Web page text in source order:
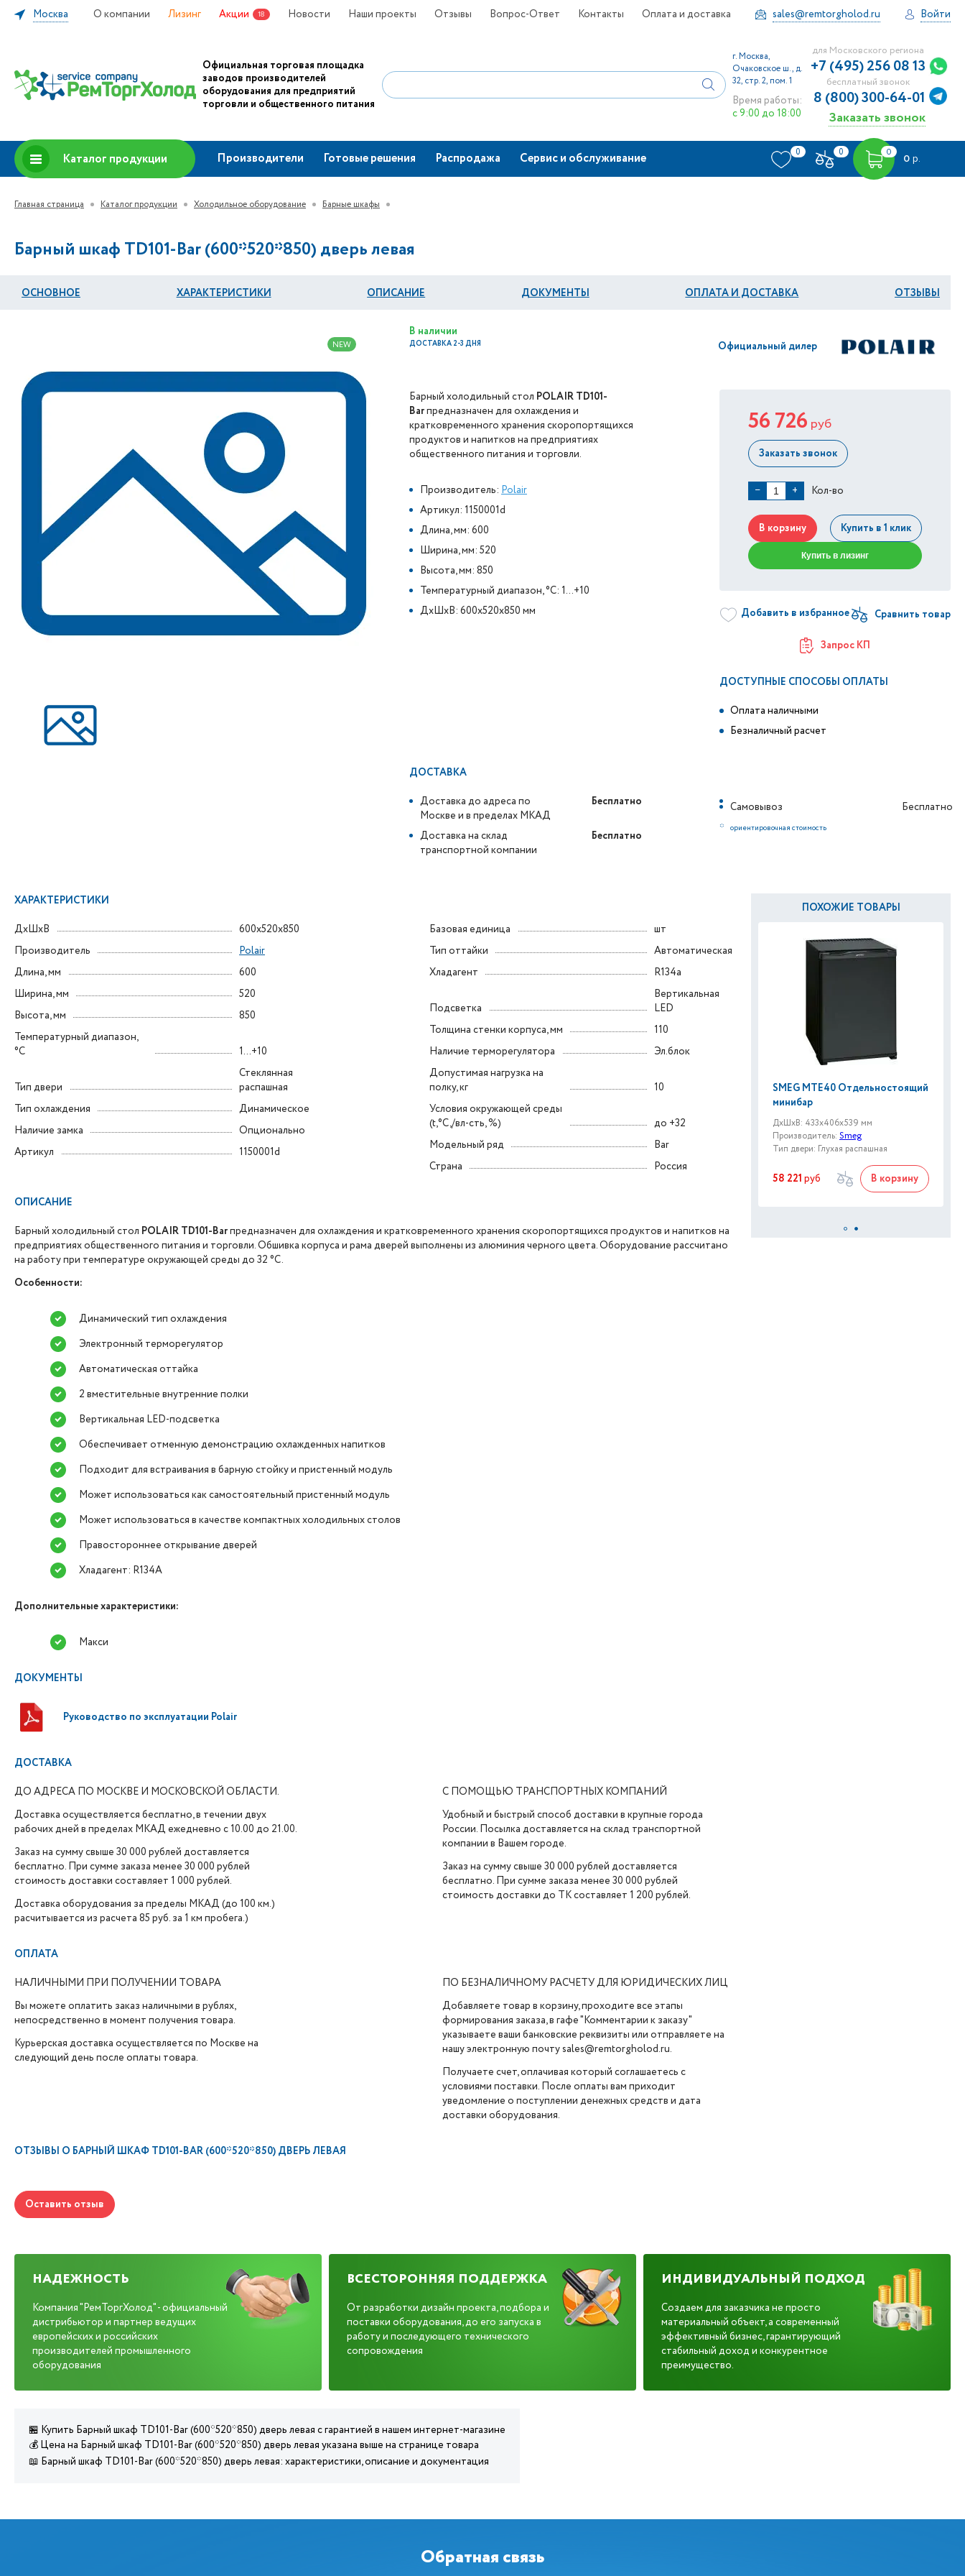
Москва О компании Лизинг Акции 18 Новости Наши проекты Отзывы Вопрос-Ответ Контакты Оплата и доставка sales@remtorgholod.ru Войти
Официальная торговая площадка
заводов производителей
оборудования для предприятий
торговли и общественного питания
г. Москва,
Очаковское ш., д.
32, стр. 2, пом. 1
Время работы:
с 9:00 до 18:00
для Московского региона
+7 (495) 256 08 13
бесплатный звонок
8 (800) 300-64-01
Заказать звонок
Каталог продукции Производители Готовые решения Распродажа Сервис и обслуживание 0 0 0
0 р.
Главная страница Каталог продукции Холодильное оборудование Барные шкафы
Барный шкаф TD101-Bar (600*520*850) дверь левая
ОСНОВНОЕ ХАРАКТЕРИСТИКИ ОПИСАНИЕ ДОКУМЕНТЫ ОПЛАТА И ДОСТАВКА ОТЗЫВЫ
NEW
В наличии
ДОСТАВКА 2-3 ДНЯ Официальный дилер
Барный холодильный стол POLAIR TD101-
Barпредназначен для охлаждения и
кратковременного хранения скоропортящихся
продуктов и напитков на предприятиях
общественного питания и торговли.
Производитель: Polair
Артикул: 1150001d
Длина, мм: 600
Ширина, мм: 520
Высота, мм: 850
Температурный диапазон, °C: 1...+10
ДxШxВ: 600x520x850 мм
56 726 руб
Заказать звонок
− + Кол-во
В корзину Купить в 1 клик
Купить в лизинг
Добавить в избранное
Запрос КП
ДОСТУПНЫЕ СПОСОБЫ ОПЛАТЫ
Оплата наличными
Безналичный расчет
ДОСТАВКА
Доставка до адреса по
Москве и в пределах МКАД
Бесплатно
Доставка на склад
транспортной компании
Бесплатно
Самовывоз
Бесплатно
* ориентировочная стоимость
ХАРАКТЕРИСТИКИ
ДxШxВ
600x520x850
Производитель
Polair
Длина, мм
600
Ширина, мм
520
Высота, мм
850
Температурный диапазон,
°C
1...+10
Тип двери
Стеклянная
распашная
Тип охлаждения
Динамическое
Наличие замка
Опционально
Артикул
1150001d
Базовая единица
шт
Тип оттайки
Автоматическая
Хладагент
R134a
Подсветка
Вертикальная
LED
Толщина стенки корпуса, мм
110
Наличие терморегулятора
Эл.блок
Допустимая нагрузка на
полку, кг
10
Условия окружающей среды
(t,°C,/вл-сть, %)
до +32
Модельный ряд
Bar
Страна
Россия
ОПИСАНИЕ
Барный холодильный стол POLAIR TD101-Barпредназначен для охлаждения и кратковременного хранения скоропортящихся продуктов и напитков на
предприятиях общественного питания и торговли. Обшивка корпуса и рама дверей выполнены из алюминия черного цвета. Оборудование рассчитано
на работу при температуре окружающей среды до 32 °С.
Особенности:
Динамический тип охлаждения
Электронный терморегулятор
Автоматическая оттайка
2 вместительные внутренние полки
Вертикальная LED-подсветка
Обеспечивает отменную демонстрацию охлажденных напитков
Подходит для встраивания в барную стойку и пристенный модуль
Может использоваться как самостоятельный пристенный модуль
Может использоваться в качестве компактных холодильных столов
Правостороннее открывание дверей
Хладагент: R134А
Дополнительные характеристики:
Макси
ДОКУМЕНТЫ
Руководство по эксплуатации Polair
ДОСТАВКА
ДО АДРЕСА ПО МОСКВЕ И МОСКОВСКОЙ ОБЛАСТИ.
Доставка осуществляется бесплатно, в течении двух
рабочих дней в пределах МКАД ежедневно с 10.00 до 21.00.
Заказ на сумму свыше 30 000 рублей доставляется
бесплатно. При сумме заказа менее 30 000 рублей
стоимость доставки составляет 1 000 рублей.
Доставка оборудования за пределы МКАД (до 100 км.)
расчитывается из расчета 85 руб. за 1 км пробега.)
С ПОМОЩЬЮ ТРАНСПОРТНЫХ КОМПАНИЙ
Удобный и быстрый способ доставки в крупные города
России. Посылка доставляется на склад транспортной
компании в Вашем городе.
Заказ на сумму свыше 30 000 рублей доставляется
бесплатно. При сумме заказа менее 30 000 рублей
стоимость доставки до ТК составляет 1 200 рублей.
ОПЛАТА
НАЛИЧНЫМИ ПРИ ПОЛУЧЕНИИ ТОВАРА
Вы можете оплатить заказ наличными в рублях,
непосредственно в момент получения товара.
Курьерская доставка осуществляется по Москве на
следующий день после оплаты товара.
ПО БЕЗНАЛИЧНОМУ РАСЧЕТУ ДЛЯ ЮРИДИЧЕСКИХ ЛИЦ
Добавляете товар в корзину, проходите все этапы
формирования заказа, в гафе "Комментарии к заказу"
указываете ваши банковские реквизиты или отправляете на
нашу электронную почту sales@remtorgholod.ru.
Получаете счет, оплачивая который соглашаетесь с
условиями поставки. После оплаты вам приходит
уведомление о поступлении денежных средств и дата
доставки оборудования.
ОТЗЫВЫ О БАРНЫЙ ШКАФ TD101-BAR (600*520*850) ДВЕРЬ ЛЕВАЯ
Оставить отзыв
ПОХОЖИЕ ТОВАРЫ
SMEG MTE40 Отдельностоящий
минибар
ДxШxВ: 433x406x539 мм
Производитель: Smeg
Тип двери: Глухая распашная
58 221 руб В корзину
НАДЕЖНОСТЬ
Компания "РемТоргХолод" - официальный
дистрибьютор и партнер ведущих
европейских и российских
производителей промышленного
оборудования
ВСЕСТОРОННЯЯ ПОДДЕРЖКА
От разработки дизайн проекта, подбора и
поставки оборудования, до его запуска в
работу и последующего технического
сопровождения
ИНДИВИДУАЛЬНЫЙ ПОДХОД
Создаем для заказчика не просто
материальный объект, а современный
эффективный бизнес, гарантирующий
стабильный доход и конкурентное
преимущество.
🏪 Купить Барный шкаф TD101-Bar (600*520*850) дверь левая с гарантией в нашем интернет-магазине
💰 Цена на Барный шкаф TD101-Bar (600*520*850) дверь левая указана выше на странице товара
📖 Барный шкаф TD101-Bar (600*520*850) дверь левая: характеристики, описание и документация
Обратная связь